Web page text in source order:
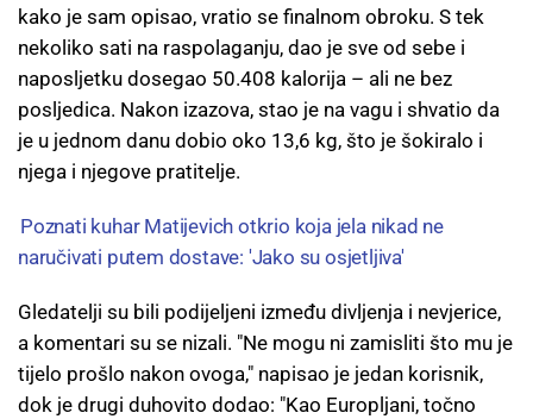
kako je sam opisao, vratio se finalnom obroku. S tek
nekoliko sati na raspolaganju, dao je sve od sebe i
naposljetku dosegao 50.408 kalorija – ali ne bez
posljedica. Nakon izazova, stao je na vagu i shvatio da
je u jednom danu dobio oko 13,6 kg, što je šokiralo i
njega i njegove pratitelje.
Poznati kuhar Matijevich otkrio koja jela nikad ne
naručivati putem dostave: 'Jako su osjetljiva'
Gledatelji su bili podijeljeni između divljenja i nevjerice,
a komentari su se nizali. "Ne mogu ni zamisliti što mu je
tijelo prošlo nakon ovoga," napisao je jedan korisnik,
dok je drugi duhovito dodao: "Kao Europljani, točno